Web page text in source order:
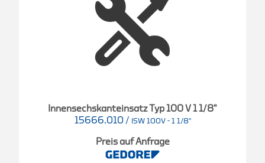
Innensechskanteinsatz Typ 100 V 1 1/8"
15666.010 / ISW 100V - 1 1/8"
Preis auf Anfrage